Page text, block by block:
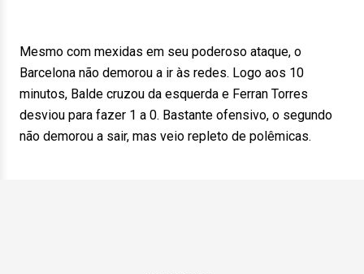
Mesmo com mexidas em seu poderoso ataque, o
Barcelona não demorou a ir às redes. Logo aos 10
minutos, Balde cruzou da esquerda e Ferran Torres
desviou para fazer 1 a 0. Bastante ofensivo, o segundo
não demorou a sair, mas veio repleto de polêmicas.